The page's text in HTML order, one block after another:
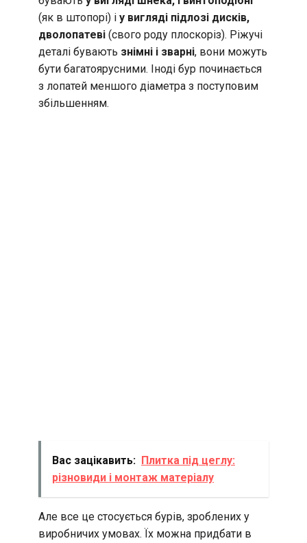
(як в штопорі) і у вигляді підлозі дисків,
дволопатеві (свого роду плоскоріз). Ріжучі
деталі бувають знімні і зварні, вони можуть
бути багатоярусними. Іноді бур починається
з лопатей меншого діаметра з поступовим
збільшенням.
Вас зацікавить: Плитка під цеглу:
різновиди і монтаж матеріалу
Але все це стосується бурів, зроблених у
виробничих умовах. Їх можна придбати в